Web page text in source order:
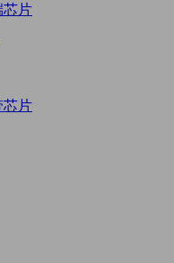
芯片
芯片